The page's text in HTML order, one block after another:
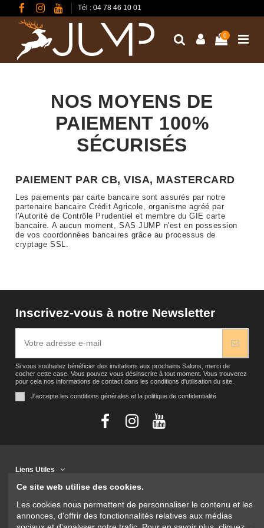
Tél : 04 78 46 10 01
0
NOS MOYENS DE
PAIEMENT 100%
SÉCURISÉS
PAIEMENT PAR CB, VISA, MASTERCARD
Les paiements par carte bancaire sont assurés par notre
partenaire bancaire Crédit Agricole, organisme agréé par
l'Autorité de Contrôle Prudentiel et membre du GIE carte
bancaire. A aucun moment, SAS JUMP n'est en possession
de vos coordonnées bancaires grâce au processus de
cryptage SSL.
Inscrivez-vous à notre Newsletter
Si vous souhaitez bénéficier des invitations aux prochains Salons, merci de
cocher cette case. Vous pouvez vous désinscrire à tout moment. Vous trouverez
pour cela nos informations de contact dans les conditions d'utilisation du site.
J'accepte les conditions générales et la politique de confidentialité
Liens Utiles
Ce site web utilise des cookies.
Les cookies nous permettent de personnaliser le contenu et les
annonces, d'offrir des fonctionnalités relatives aux médias